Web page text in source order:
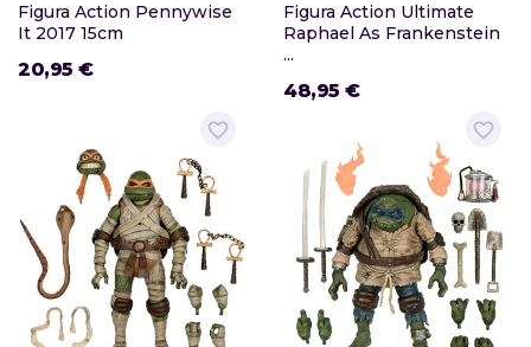
Figura Action Pennywise
It 2017 15cm
20,95 €
Figura Action Ultimate
Raphael As Frankenstein
...
48,95 €
favorite_border favorite_border